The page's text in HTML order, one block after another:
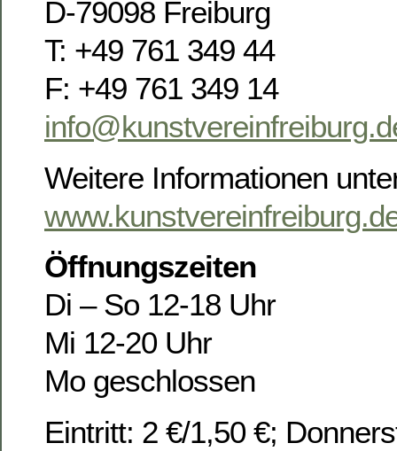
D-79098 Freiburg
T: +49 761 349 44
F: +49 761 349 14
Weitere Informationen
Öffnungszeiten
Di – So 12-18 Uhr
Mi 12-20 Uhr
Mo geschlossen
Eintritt: 2 €/1,50 €;